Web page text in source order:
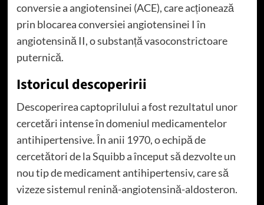
conversie a angiotensinei (ACE), care acționează
prin blocarea conversiei angiotensinei I în
angiotensină II, o substanță vasoconstrictoare
puternică.
Istoricul descoperirii
Descoperirea captoprilului a fost rezultatul unor
cercetări intense în domeniul medicamentelor
antihipertensive. În anii 1970, o echipă de
cercetători de la Squibb a început să dezvolte un
nou tip de medicament antihipertensiv, care să
vizeze sistemul renină-angiotensină-aldosteron.